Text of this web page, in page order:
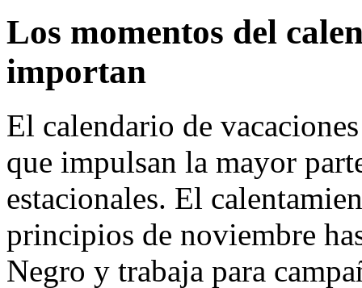
Los momentos del
importan
El calendario de
que impulsan la mayor
estacionales. El
principios de noviembre
Negro y trabaja para